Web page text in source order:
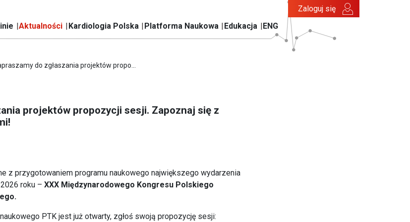
Aktualności Kardiologia Polska Platforma Naukowa Edukacja ENG
Zaloguj się
do zgłaszania projektów propo...
projektów propozycji sesji. Zapoznaj się z
z przygotowaniem programu naukowego największego wydarzenia
roku – XXX Międzynarodowego Kongresu Polskiego
PTK jest już otwarty, zgłoś swoją propozycję sesji: